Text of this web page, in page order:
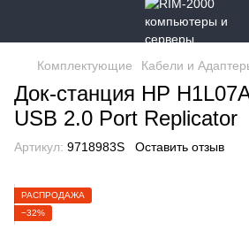
Комплектующие Кабели и
Док-станция HP
USB 2.0 Port Replicator
Артикул: 9718983S Оставить отзыв
РАСПРОДАЖА
−32%